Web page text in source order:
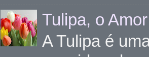
Tulipa, o
A Tulipa é